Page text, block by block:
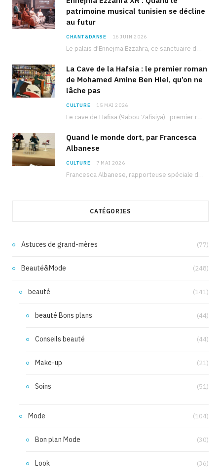
patrimoine musical tunisien se décline
au futur
CHANT&DANSE 16 JUIN 2026
Le palais d’Ennejma Ezzahra, ce sanctuaire de la musique tunisienne et méditerranéenne construit par le…
La Cave de la Hafsia : le premier roman
de Mohamed Amine Ben Hlel, qu’on ne
lâche pas
CULTURE 15 MAI 2026
Le cave de Hafisa (9abou 7afisiya), premier roman du journaliste tunisien Mohamed Amine Ben Hlel,…
Quand le monde dort, par Francesca
Albanese
CULTURE 7 MAI 2026
Francesca Albanese, rapporteuse spéciale de l’ONU sur les territoires palestiniens occupés, était à Tunis pour…
CATÉGORIES
Astuces de grand-mères (77)
Beauté&Mode (248)
beauté (141)
beauté Bons plans (44)
Conseils beauté (44)
Make-up (21)
Soins (51)
Mode (104)
Bon plan Mode (30)
Look (36)